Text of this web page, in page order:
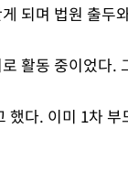
되며 법원 출두
활동 중이었다
했다. 이미 1차